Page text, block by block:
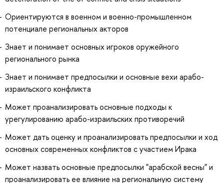
Ориентируются в военном и военно-промышленном
потенциале региональных акторов
Знает и понимает основных игроков оружейного
регионального рынка
Знает и понимает предпосылки и основные вехи арабо-
израильского конфликта
Может проанализировать основные подходы к
урегулированию арабо-израильских противоречий
Может дать оценку и проанализировать предпосылки и ход
основных современных конфликтов с участием Ирака
Может назвать основные предпосылки "арабской весны" и
проанализировать ее влияние на региональную систему